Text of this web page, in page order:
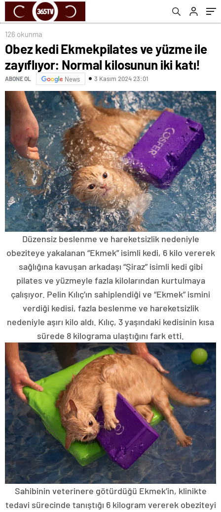
126 okunma
Obez kedi Ekmekpilates ve yüzme ile
zayıflıyor: Normal kilosunun iki katı!
ABONE OL News 3 Kasım 2024 23:01
Düzensiz beslenme ve hareketsizlik nedeniyle
obeziteye yakalanan “Ekmek” isimli kedi, 6 kilo vererek
sağlığına kavuşan arkadaşı “Şiraz” isimli kedi gibi
pilates ve yüzmeyle fazla kilolarından kurtulmaya
çalışıyor. Pelin Kılıç’ın sahiplendiği ve “Ekmek” ismini
verdiği kedisi, fazla beslenme ve hareketsizlik
nedeniyle aşırı kilo aldı. Kılıç, 3 yaşındaki kedisinin kısa
sürede 8 kilograma ulaştığını fark etti.
Sahibinin veterinere götürdüğü Ekmek’in, klinikte
tedavi sürecinde tanıştığı 6 kilogram vererek obeziteyi